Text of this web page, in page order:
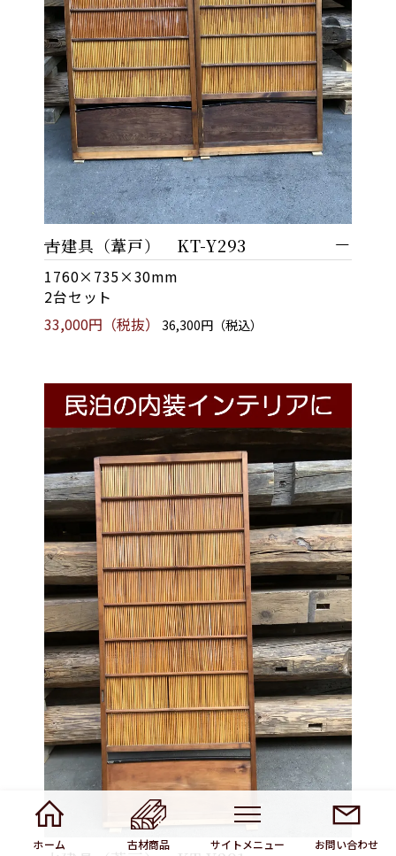
ホーム 古材商品 サイトメニュー お問い合わせ
古建具（葦戸） KT-Y293
1760×735×30mm
2台セット
33,000円（税抜）
36,300円（税込）